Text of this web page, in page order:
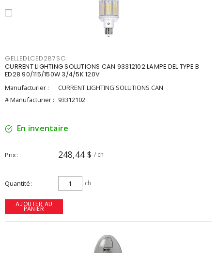
GELLEDLCED287SC
CURRENT LIGHTING SOLUTIONS CAN 93312102 LAMPE DEL TYPE B
ED28 90/115/150W 3/4/5K 120V
Manufacturier :
CURRENT LIGHTING SOLUTIONS CAN
# Manufacturier : 93312102
En inventaire
Prix 248,44 $ / ch
Quantité ch
AJOUTER AU
PANIER